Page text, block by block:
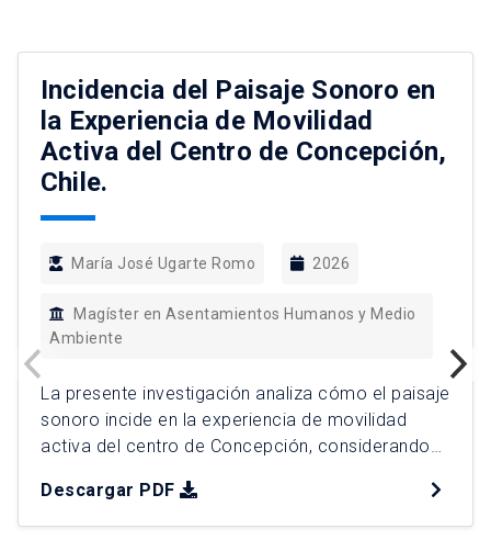
Incidencia del Paisaje Sonoro en
la Experiencia de Movilidad
Activa del Centro de Concepción,
Chile.
María José Ugarte Romo 2026
Magíster en Asentamientos Humanos y Medio
Ambiente
La presente investigación analiza cómo el paisaje
sonoro incide en la experiencia de movilidad
activa del centro de Concepción, considerando
una perspectiva perceptual. Frente a enfoques
tradicionales centrados en factores físicos del
Descargar PDF